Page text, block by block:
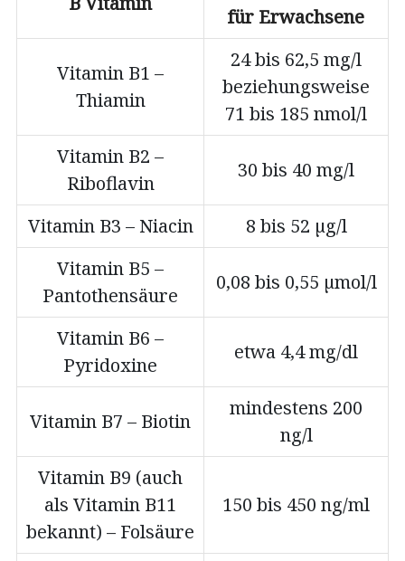
für Erwachsene
Vitamin B1 –
Thiamin
24 bis 62,5 mg/l
beziehungsweise
71 bis 185 nmol/l
Vitamin B2 –
Riboflavin
30 bis 40 mg/l
Vitamin B3 – Niacin
8 bis 52 µg/l
Vitamin B5 –
Pantothensäure
0,08 bis 0,55 µmol/l
Vitamin B6 –
Pyridoxine
etwa 4,4 mg/dl
Vitamin B7 – Biotin
mindestens 200
ng/l
Vitamin B9 (auch
als Vitamin B11
bekannt) – Folsäure
150 bis 450 ng/ml